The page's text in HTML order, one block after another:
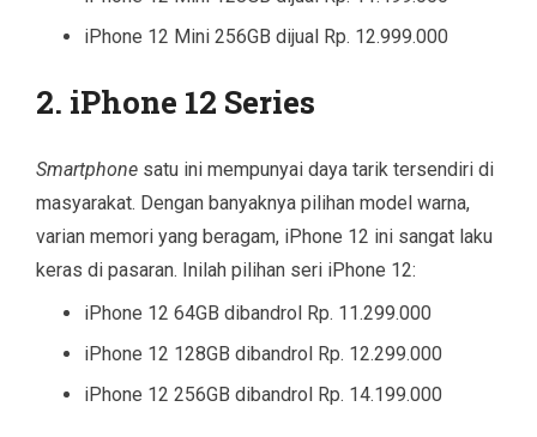
iPhone 12 Mini 256GB dijual Rp. 12.999.000
2. iPhone 12 Series
Smartphone satu ini mempunyai daya tarik tersendiri di
masyarakat. Dengan banyaknya pilihan model warna,
varian memori yang beragam, iPhone 12 ini sangat laku
keras di pasaran. Inilah pilihan seri iPhone 12:
iPhone 12 64GB dibandrol Rp. 11.299.000
iPhone 12 128GB dibandrol Rp. 12.299.000
iPhone 12 256GB dibandrol Rp. 14.199.000